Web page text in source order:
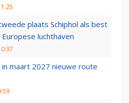
plaats Schiphol als best
luchthaven
maart 2027 nieuwe route